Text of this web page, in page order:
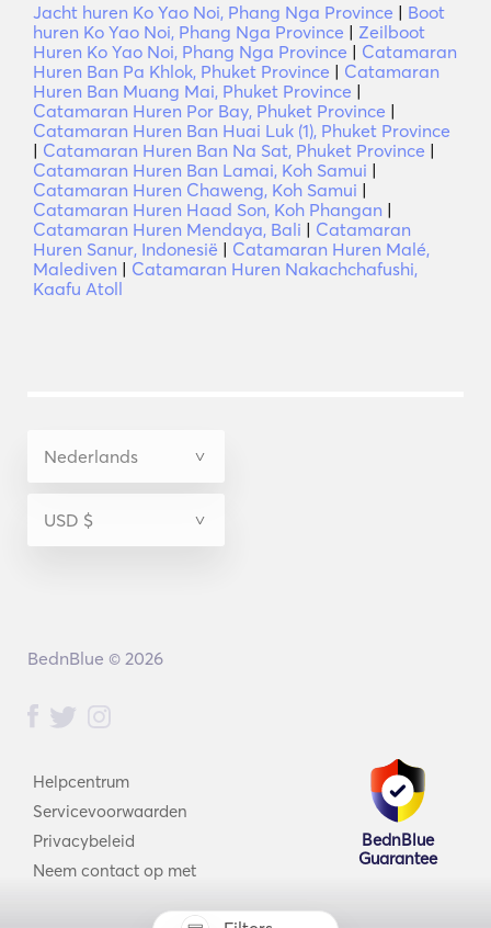
Jacht huren Ko Yao Noi, Phang Nga Province | Boot
huren Ko Yao Noi, Phang Nga Province | Zeilboot
Huren Ko Yao Noi, Phang Nga Province | Catamaran
Huren Ban Pa Khlok, Phuket Province | Catamaran
Huren Ban Muang Mai, Phuket Province |
Catamaran Huren Por Bay, Phuket Province |
Catamaran Huren Ban Huai Luk (1), Phuket Province
| Catamaran Huren Ban Na Sat, Phuket Province |
Catamaran Huren Ban Lamai, Koh Samui |
Catamaran Huren Chaweng, Koh Samui |
Catamaran Huren Haad Son, Koh Phangan |
Catamaran Huren Mendaya, Bali | Catamaran
Huren Sanur, Indonesië | Catamaran Huren Malé,
Malediven | Catamaran Huren Nakachchafushi,
Kaafu Atoll
Helpcentrum
Servicevoorwaarden
Privacybeleid
Neem contact op met
BednBlue
Guarantee
BednBlue © 2026